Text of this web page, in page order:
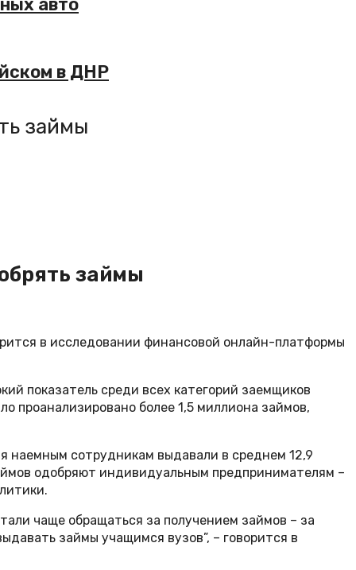
авто
в ДНР
займы
займы
в исследовании финансовой онлайн-платформы
показатель среди всех категорий заемщиков
проанализировано более 1,5 миллиона займов,
наемным сотрудникам выдавали в среднем 12,9
одобряют индивидуальным предпринимателям –
чаще обращаться за получением займов – за
займы учащимся вузов”, – говорится в